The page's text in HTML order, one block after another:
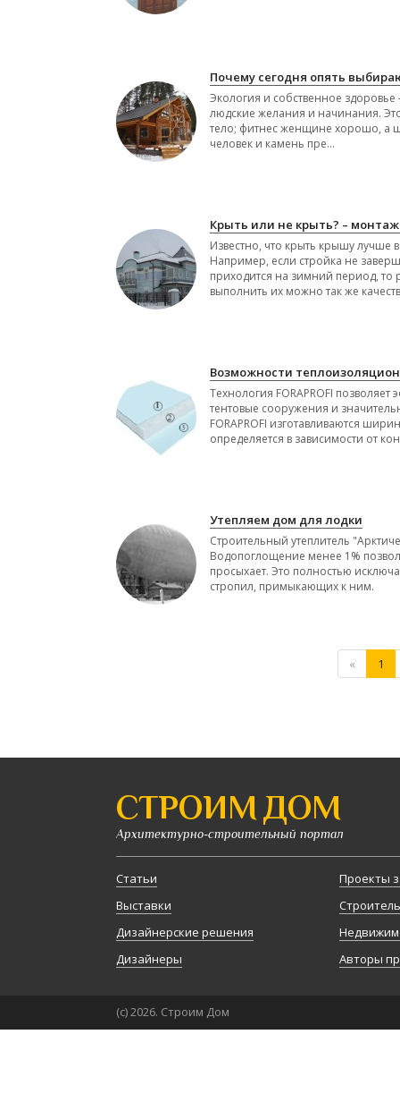
Почему сегодня опять
Экология и собственное здоровье
людские желания и начинания.
тело; фитнес женщине хорошо, а
человек и камень пре...
Крыть или не крыть? –
Известно, что крыть крышу лучше
Например, если стройка не
приходится на зимний период, то
выполнить их можно так же
Возможности
Технология FORAPROFI
тентовые сооружения и
FORAPROFI изготавливаются
определяется в зависимости от
Утепляем дом для лодки
Строительный утеплитель
Водопоглощение менее 1%
просыхает. Это полностью
стропил, примыкающих к ним.
« 1
СТРОИМ ДОМ
Архитектурно-строительный портал
Статьи
Выставки
Дизайнерские решения
Дизайнеры
Проекты
Авторы
(с) 2026. Строим Дом